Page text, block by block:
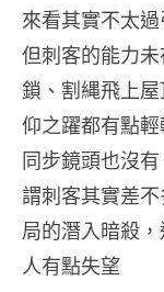
來看其實不太
但刺客的能力
鎖、割縄飛上
仰之躍都有點
同步鏡頭也沒
謂刺客其實差
局的潛入暗殺
人有點失望